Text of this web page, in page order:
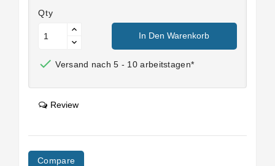
Qty
In Den Warenkorb
 Versand nach 5 - 10 arbeitstagen*
Review
Compare